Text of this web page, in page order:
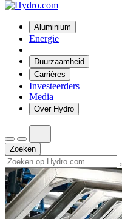
Aluminium
Energie
Duurzaamheid
Carrières
Investeerders
Media
Over Hydro
Zoeken